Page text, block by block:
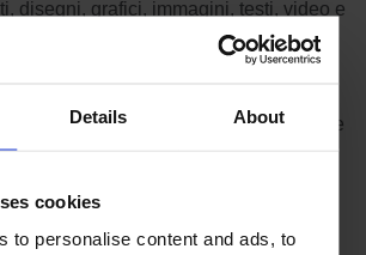
Details About
cookies
to personalise content and ads, to
disegni, grafici, immagini, testi, video e
composizione) nel negozio online di
conformi alle norme di protezione
ad altre norme di protezione. La
si applica anche alle banche dati e alle
articoli sono solo per il miglior uso di
di questo sito web non possono essere
o messi a disposizione di terzi in
fuori dei limiti della legge sul diritto